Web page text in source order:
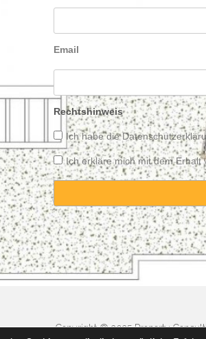
Email
Rechtshinweis
Ich habe die
Ich erkläre mich mit dem
Copyright © 2025 Property